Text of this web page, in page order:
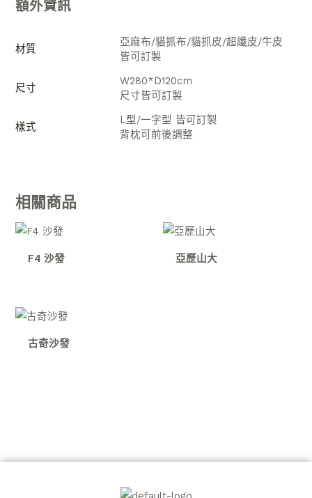
額外資訊
材質
亞麻布/貓抓布/貓抓皮/超纖皮/牛皮
皆可訂製
尺寸
W280*D120cm
尺寸皆可訂製
樣式
L型/一字型 皆可訂製
背枕可前後調整
相關商品
F4 沙發 亞歷山大
古奇沙發